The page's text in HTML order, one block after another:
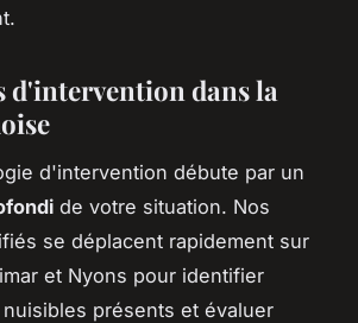
d'intervention dans la
d'intervention débute par un
de votre situation. Nos
se déplacent rapidement sur
et Nyons pour identifier
présents et évaluer